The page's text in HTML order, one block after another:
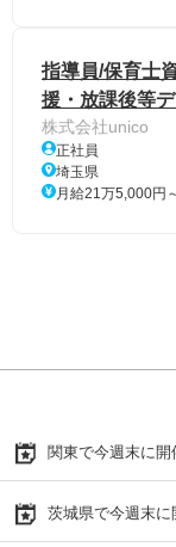
指導員/保育士
援・放課後等
株式会社unico
正社員
埼玉県
月給21万5,000円
関東で今週末に
茨城県で今週末